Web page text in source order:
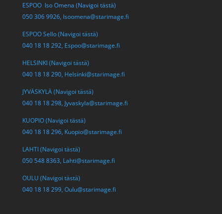
ESPOO Iso Omena (Navigoi tästä)
050 306 9926, Isoomena@starimage.fi
ESPOO Sello (Navigoi tästä)
040 18 18 292, Espoo@starimage.fi
HELSINKI (Navigoi tästä)
040 18 18 290, Helsinki@starimage.fi
JYVÄSKYLÄ (Navigoi tästä)
040 18 18 298, Jyvaskyla@starimage.fi
KUOPIO (Navigoi tästä)
040 18 18 296, Kuopio@starimage.fi
LAHTI (Navigoi tästä)
050 548 8363, Lahti@starimage.fi
OULU (Navigoi tästä)
040 18 18 299, Oulu@starimage.fi